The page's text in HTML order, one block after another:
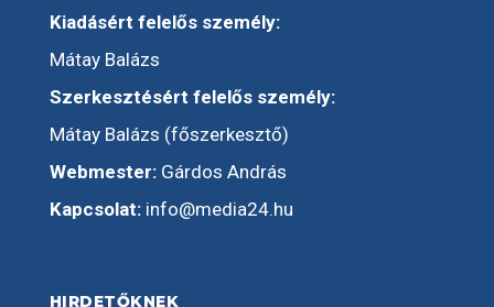
Kiadásért felelős személy:
Mátay Balázs
Szerkesztésért felelős személy:
Mátay Balázs (főszerkesztő)
Webmester:Gárdos András
Kapcsolat: info@media24.hu
HIRDETŐKNEK